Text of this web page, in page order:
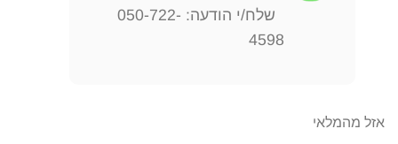
שלח/י הודעה: 050-722-
4598
אזל מהמלאי